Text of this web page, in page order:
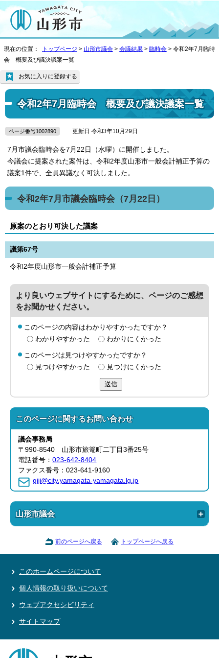
現在の位置： トップページ > 山形市議会 > 会議結果 > 臨時会 > 令和2年7月臨時
会 概要及び議決議案一覧
令和2年7月臨時会 概要及び議決議案一覧
お気に入りに登録する
ページ番号1002890 更新日 令和3年10月29日
7月市議会臨時会を7月22日（水曜）に開催しました。
今議会に提案された案件は、令和2年度山形市一般会計補正予算の
議案1件で、全員異議なく可決しました。
令和2年7月市議会臨時会（7月22日）
原案のとおり可決した議案
議第67号
令和2年度山形市一般会計補正予算
より良いウェブサイトにするために、ページのご感想
をお聞かせください。
このページの内容はわかりやすかったですか？
わかりやすかった
わかりにくかった
このページは見つけやすかったですか？
見つけやすかった
見つけにくかった
送信
このページに関するお問い合わせ
議会事務局
〒990-8540 山形市旅篭町二丁目3番25号
電話番号：023-642-8404
ファクス番号：023-641-9160
giji@city.yamagata-yamagata.lg.jp
山形市議会
前のページへ戻る トップページへ戻る
このホームページについて
個人情報の取り扱いについて
ウェブアクセシビリティ
サイトマップ